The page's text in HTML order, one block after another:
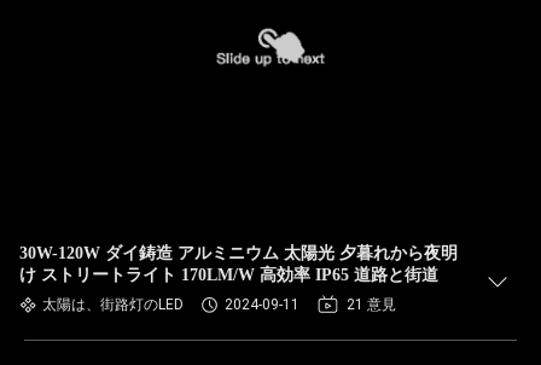
30W-120W ダイ鋳造 アルミニウム 太陽光 夕暮れから夜明
け ストリートライト 170LM/W 高効率 IP65 道路と街道
太陽は、街路灯のLED 2024-09-11 21 意見